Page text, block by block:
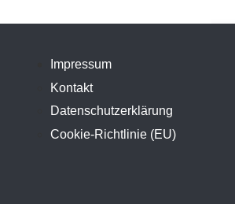
Impressum
Kontakt
Datenschutzerklärung
Cookie-Richtlinie (EU)